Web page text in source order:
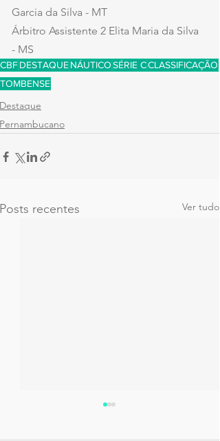
Garcia da Silva - MT
Árbitro Assistente 2 Elita Maria da Silva
- MS
CBFDESTAQUENÁUTICOSÉRIE CCLASSIFICAÇÃO
TOMBENSE
Destaque
Pernambucano
Posts recentes Ver tudo